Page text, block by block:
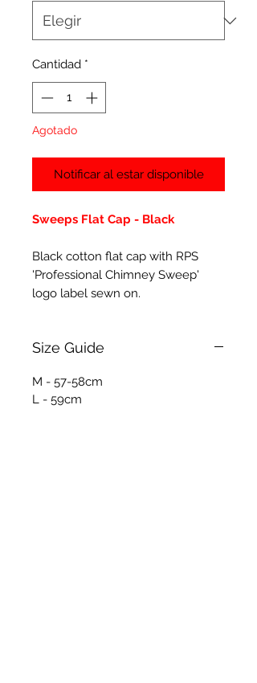
Cantidad *
Agotado
Notificar al estar disponible
Sweeps Flat Cap - Black
Black cotton flat cap with RPS
'Professional Chimney Sweep'
logo label sewn on.
Size Guide
M - 57-58cm
L - 59cm